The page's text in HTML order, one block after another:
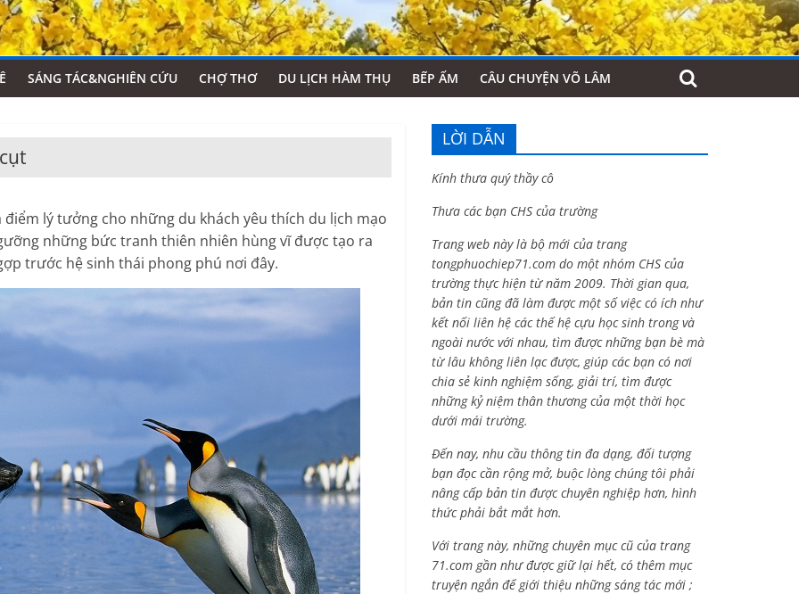
SÁNG TÁC&NGHIÊN CỨU CHỢ THƠ DU LỊCH HÀM THỤ BẾP ẤM CÂU CHUYỆN VÕ LÂM
lý tưởng cho những du khách yêu thích du lịch mạo
những bức tranh thiên nhiên hùng vĩ được tạo ra
trước hệ sinh thái phong phú nơi đây.
LỜI DẪN
Kính thưa quý thầy cô
Thưa các bạn CHS của trường
Trang web này là bộ mới của trang
tongphuochiep71.com do một nhóm CHS của
trường thực hiện từ năm 2009. Thời gian qua,
bản tin cũng đã làm được một số việc có ích như
kết nối liên hệ các thế hệ cựu học sinh trong và
ngoài nước với nhau, tìm được những bạn bè mà
từ lâu không liên lạc được, giúp các bạn có nơi
chia sẻ kinh nghiệm sống, giải trí, tìm được
những kỷ niệm thân thương của một thời học
dưới mái trường.
Đến nay, nhu cầu thông tin đa dạng, đối tượng
bạn đọc cần rộng mở, buộc lòng chúng tôi phải
nâng cấp bản tin được chuyên nghiệp hơn, hình
thức phải bắt mắt hơn.
Với trang này, những chuyên mục cũ của trang
71.com gần như được giữ lại hết, có thêm mục
truyện ngắn để giới thiệu những sáng tác mới ;